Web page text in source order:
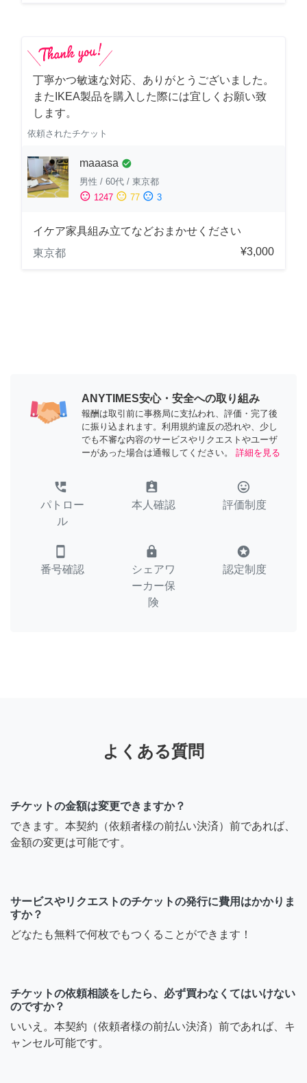
丁寧かつ敏速な対応、ありがとうございました。
またIKEA製品を購入した際には宜しくお願い致
します。
依頼されたチケット
maaasa check_circle
男性 / 60代 / 東京都
sentiment_satisfied 1247 sentiment_neutral 77 sentiment_dissatisfied 3
イケア家具組み立てなどおまかせください
東京都
¥3,000
ANYTIMES安心・安全への取り組み
報酬は取引前に事務局に支払われ、評価・完了後
に振り込まれます。利用規約違反の恐れや、少し
でも不審な内容のサービスやリクエストやユーザ
ーがあった場合は通報してください。
詳細を見る
perm_phone_msg
パトロー
ル
assignment_ind
本人確認
tag_faces
評価制度
smartphone
番号確認
lock
シェアワ
ーカー保
険
stars
認定制度
よくある質問
チケットの金額は変更できますか？
できます。本契約（依頼者様の前払い決済）前であれば、
金額の変更は可能です。
サービスやリクエストのチケットの発行に費用はかかりま
すか？
どなたも無料で何枚でもつくることができます！
チケットの依頼相談をしたら、必ず買わなくてはいけない
のですか？
いいえ。本契約（依頼者様の前払い決済）前であれば、キ
ャンセル可能です。